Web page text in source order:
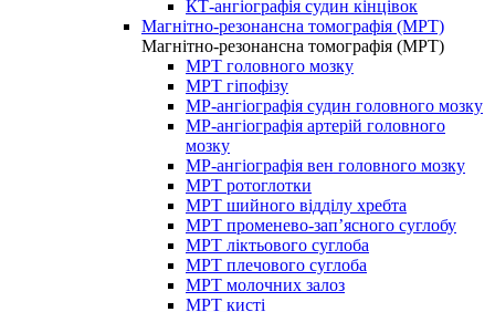
КТ-ангіографія судин кінцівок
Магнітно-резонансна томографія (МРТ)
Магнітно-резонансна томографія (МРТ)
МРТ головного мозку
МРТ гіпофізу
МР-ангіографія судин головного мозку
МР-ангіографія артерій головного
мозку
МР-ангіографія вен головного мозку
МРТ ротоглотки
МРТ шийного відділу хребта
МРТ променево-зап’ясного суглобу
МРТ ліктьового суглоба
МРТ плечового суглоба
МРТ молочних залоз
МРТ кисті